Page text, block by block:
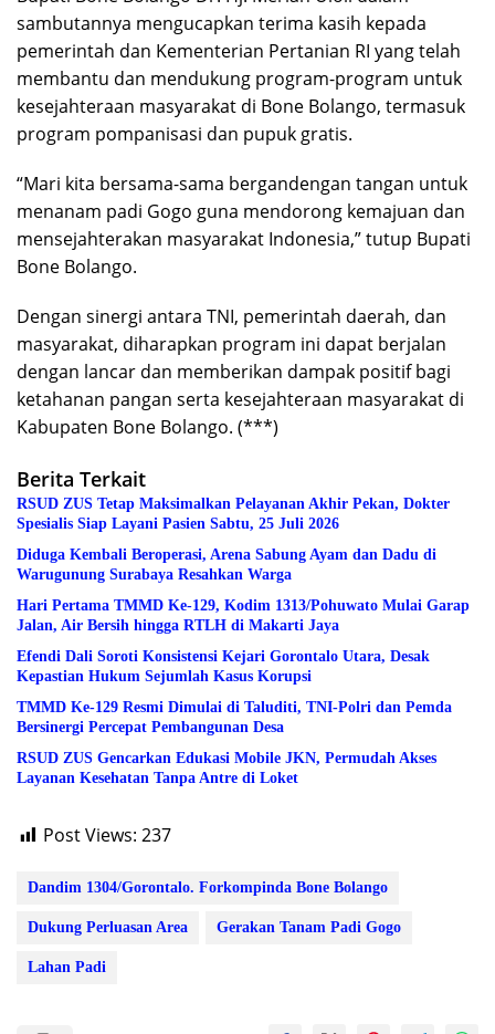
sambutannya mengucapkan terima kasih kepada
pemerintah dan Kementerian Pertanian RI yang telah
membantu dan mendukung program-program untuk
kesejahteraan masyarakat di Bone Bolango, termasuk
program pompanisasi dan pupuk gratis.
“Mari kita bersama-sama bergandengan tangan untuk
menanam padi Gogo guna mendorong kemajuan dan
mensejahterakan masyarakat Indonesia,” tutup Bupati
Bone Bolango.
Dengan sinergi antara TNI, pemerintah daerah, dan
masyarakat, diharapkan program ini dapat berjalan
dengan lancar dan memberikan dampak positif bagi
ketahanan pangan serta kesejahteraan masyarakat di
Kabupaten Bone Bolango. (***)
Berita Terkait
RSUD ZUS Tetap Maksimalkan Pelayanan Akhir Pekan, Dokter
Spesialis Siap Layani Pasien Sabtu, 25 Juli 2026
Diduga Kembali Beroperasi, Arena Sabung Ayam dan Dadu di
Warugunung Surabaya Resahkan Warga
Hari Pertama TMMD Ke-129, Kodim 1313/Pohuwato Mulai Garap
Jalan, Air Bersih hingga RTLH di Makarti Jaya
Efendi Dali Soroti Konsistensi Kejari Gorontalo Utara, Desak
Kepastian Hukum Sejumlah Kasus Korupsi
TMMD Ke-129 Resmi Dimulai di Taluditi, TNI-Polri dan Pemda
Bersinergi Percepat Pembangunan Desa
RSUD ZUS Gencarkan Edukasi Mobile JKN, Permudah Akses
Layanan Kesehatan Tanpa Antre di Loket
Post Views: 237
Dandim 1304/Gorontalo. Forkompinda Bone Bolango
Dukung Perluasan Area Gerakan Tanam Padi Gogo
Lahan Padi